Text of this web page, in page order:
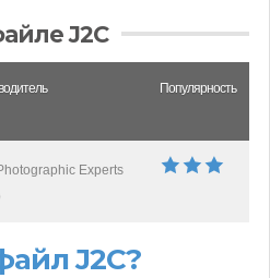
J2C
Популярность
Experts
J2C?